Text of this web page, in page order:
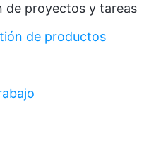
de proyectos y tareas
de productos